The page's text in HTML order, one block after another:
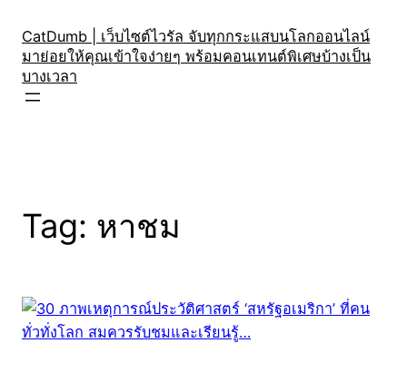
content
CatDumb | เว็บไซต์ไวรัล จับทุกกระแสบนโลกออนไลน์
มาย่อยให้คุณเข้าใจง่ายๆ พร้อมคอนเทนต์พิเศษบ้างเป็น
บางเวลา
Tag: หาชม